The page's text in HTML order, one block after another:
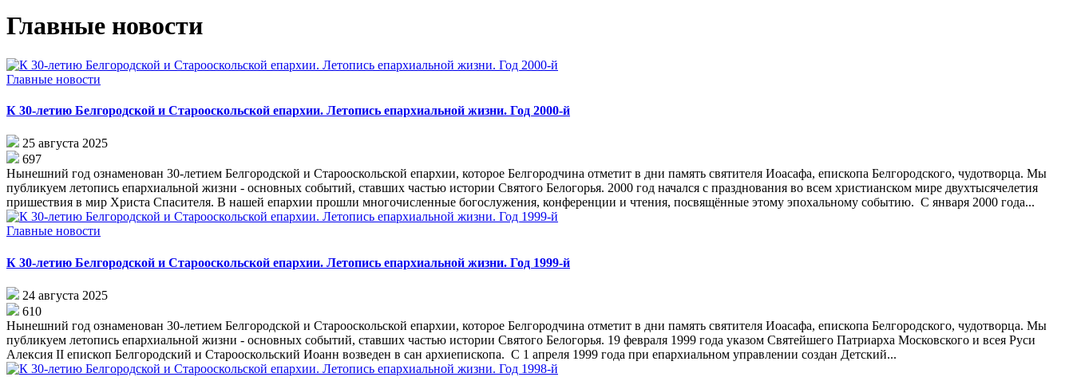
Главные новости
Главные новости
К 30-летию Белгородской и Старооскольской епархии. Летопись епархиальной жизни. Год 2000-й
25 августа 2025
697
Нынешний год ознаменован 30-летием Белгородской и Старооскольской епархии, которое Белгородчина отметит в дни память святителя Иоасафа, епископа Белгородского, чудотворца. Мы
публикуем летопись епархиальной жизни - основных событий, ставших частью истории Святого Белогорья. 2000 год начался с празднования во всем христианском мире двухтысячелетия
пришествия в мир Христа Спасителя. В нашей епархии прошли многочисленные богослужения, конференции и чтения, посвящённые этому эпохальному событию. С января 2000 года...
Главные новости
К 30-летию Белгородской и Старооскольской епархии. Летопись епархиальной жизни. Год 1999-й
24 августа 2025
610
Нынешний год ознаменован 30-летием Белгородской и Старооскольской епархии, которое Белгородчина отметит в дни память святителя Иоасафа, епископа Белгородского, чудотворца. Мы
публикуем летопись епархиальной жизни - основных событий, ставших частью истории Святого Белогорья. 19 февраля 1999 года указом Святейшего Патриарха Московского и всея Руси
Алексия II епископ Белгородский и Старооскольский Иоанн возведен в сан архиепископа. С 1 апреля 1999 года при епархиальном управлении создан Детский...